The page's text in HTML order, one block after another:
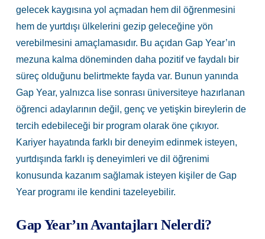
gelecek kaygısına yol açmadan hem dil öğrenmesini
hem de yurtdışı ülkelerini gezip geleceğine yön
verebilmesini amaçlamasıdır. Bu açıdan Gap Year’ın
mezuna kalma döneminden daha pozitif ve faydalı bir
süreç olduğunu belirtmekte fayda var. Bunun yanında
Gap Year, yalnızca lise sonrası üniversiteye hazırlanan
öğrenci adaylarının değil, genç ve yetişkin bireylerin de
tercih edebileceği bir program olarak öne çıkıyor.
Kariyer hayatında farklı bir deneyim edinmek isteyen,
yurtdışında farklı iş deneyimleri ve dil öğrenimi
konusunda kazanım sağlamak isteyen kişiler de Gap
Year programı ile kendini tazeleyebilir.
Gap Year’ın Avantajları Nelerdi?